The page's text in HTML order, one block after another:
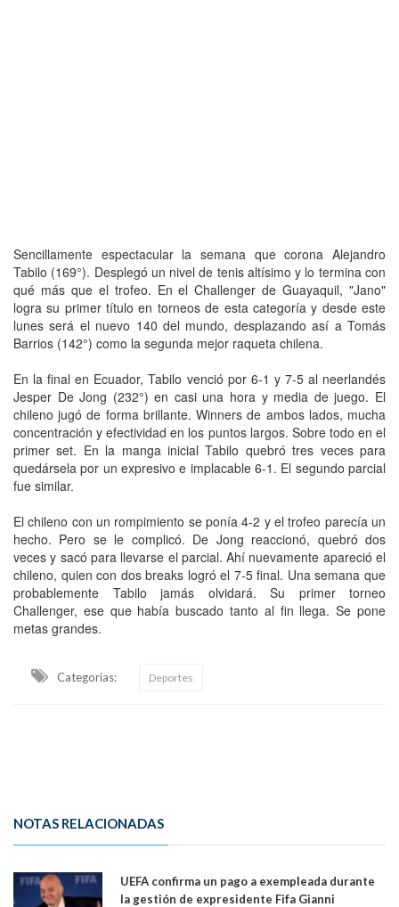
Sencillamente espectacular la semana que corona Alejandro
Tabilo (169°). Desplegó un nivel de tenis altísimo y lo termina con
qué más que el trofeo. En el Challenger de Guayaquil, "Jano"
logra su primer título en torneos de esta categoría y desde este
lunes será el nuevo 140 del mundo, desplazando así a Tomás
Barrios (142°) como la segunda mejor raqueta chilena.
En la final en Ecuador, Tabilo venció por 6-1 y 7-5 al neerlandés
Jesper De Jong (232°) en casi una hora y media de juego. El
chileno jugó de forma brillante. Winners de ambos lados, mucha
concentración y efectividad en los puntos largos. Sobre todo en el
primer set. En la manga inicial Tabilo quebró tres veces para
quedársela por un expresivo e implacable 6-1. El segundo parcial
fue similar.
El chileno con un rompimiento se ponía 4-2 y el trofeo parecía un
hecho. Pero se le complicó. De Jong reaccionó, quebró dos
veces y sacó para llevarse el parcial. Ahí nuevamente apareció el
chileno, quien con dos breaks logró el 7-5 final. Una semana que
probablemente Tabilo jamás olvidará. Su primer torneo
Challenger, ese que había buscado tanto al fin llega. Se pone
metas grandes.
Categorias: Deportes
NOTAS RELACIONADAS
UEFA confirma un pago a exempleada durante
la gestión de expresidente Fifa Gianni